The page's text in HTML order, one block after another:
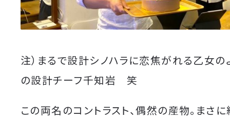
注）まるで設計シノハラに恋焦がれる乙女の
の設計チーフ千知岩 笑
この両名のコントラスト、偶然の産物。まさに